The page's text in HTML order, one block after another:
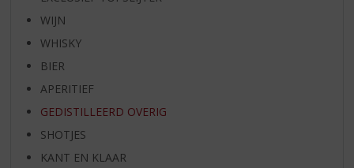
WIJN
WHISKY
BIER
APERITIEF
GEDISTILLEERD OVERIG
SHOTJES
KANT EN KLAAR